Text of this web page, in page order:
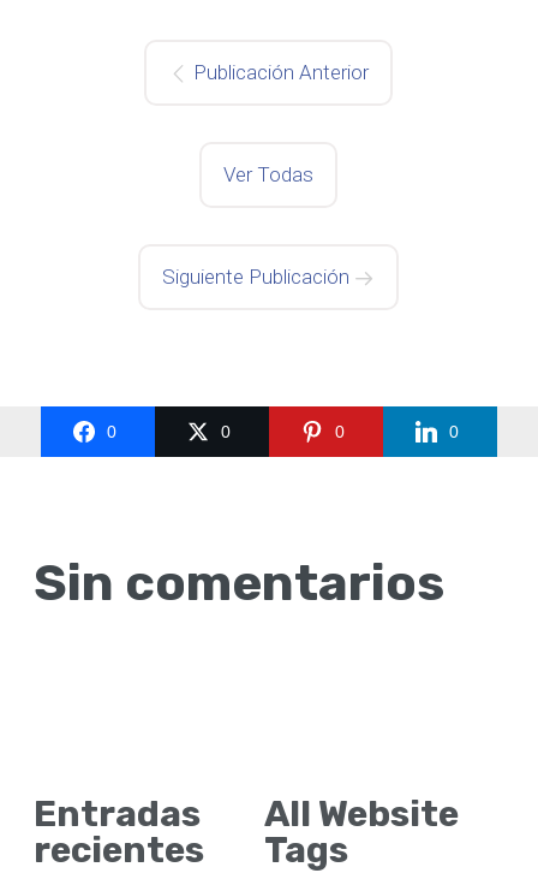
Publicación Anterior
Ver Todas
Siguiente Publicación
0 0 0 0
Sin comentarios
Entradas
recientes
All Website
Tags